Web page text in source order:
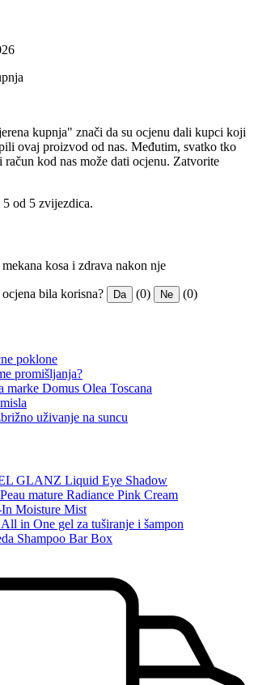
kupnja" znači da su ocjenu dali kupci koji
ovaj proizvod od nas. Međutim, svatko tko
kod nas može dati ocjenu. Zatvorite
od 5 zvijezdica.
mekana kosa i zdrava nakon nje
bila korisna? Da (0) Ne (0)
poklone
promišljanja?
marke Domus Olea Toscana
uživanje na suncu
GLANZ Liquid Eye Shadow
mature Radiance Pink Cream
Moisture Mist
in One gel za tuširanje i šampon
Shampoo Bar Box